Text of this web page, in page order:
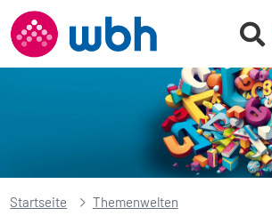
Startseite
Themenwelten